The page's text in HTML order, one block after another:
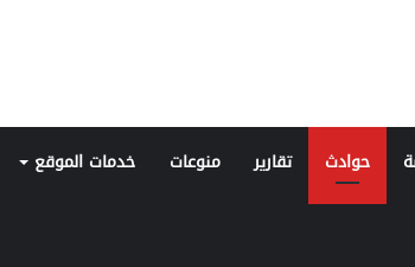
حوادث تقارير منوعات خدمات الموقع